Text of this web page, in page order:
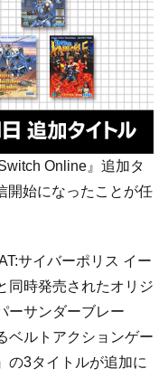
Online』追加タ
開始になったことが任
サイバーポリス イー
同時発売されたオリジ
ーサンダーブレー
ベルトアクションゲー
3タイトルが追加に